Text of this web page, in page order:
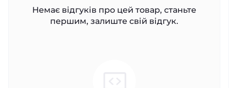
Немає відгуків про цей товар, станьте
першим, залиште свій відгук.